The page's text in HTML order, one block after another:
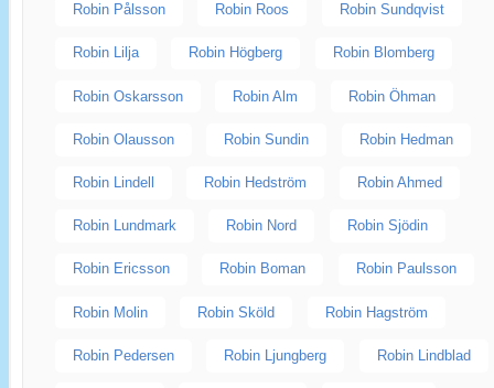
Robin Pålsson Robin Roos Robin Sundqvist
Robin Lilja Robin Högberg Robin Blomberg
Robin Oskarsson Robin Alm Robin Öhman
Robin Olausson Robin Sundin Robin Hedman
Robin Lindell Robin Hedström Robin Ahmed
Robin Lundmark Robin Nord Robin Sjödin
Robin Ericsson Robin Boman Robin Paulsson
Robin Molin Robin Sköld Robin Hagström
Robin Pedersen Robin Ljungberg Robin Lindblad